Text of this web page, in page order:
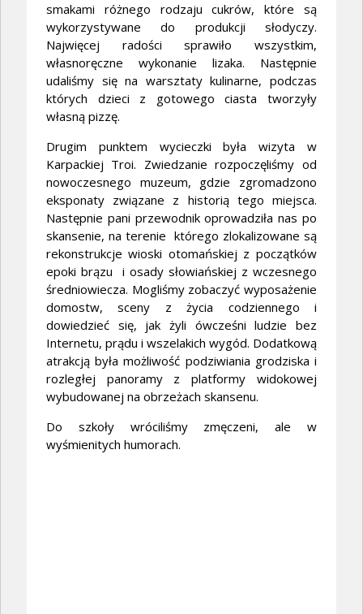
smakami różnego rodzaju cukrów, które są
wykorzystywane do produkcji słodyczy.
Najwięcej radości sprawiło wszystkim,
własnoręczne wykonanie lizaka. Następnie
udaliśmy się na warsztaty kulinarne, podczas
których dzieci z gotowego ciasta tworzyły
własną pizzę.
Drugim punktem wycieczki była wizyta w
Karpackiej Troi. Zwiedzanie rozpoczęliśmy od
nowoczesnego muzeum, gdzie zgromadzono
eksponaty związane z historią tego miejsca.
Następnie pani przewodnik oprowadziła nas po
skansenie, na terenie którego zlokalizowane są
rekonstrukcje wioski otomańskiej z początków
epoki brązu i osady słowiańskiej z wczesnego
średniowiecza. Mogliśmy zobaczyć wyposażenie
domostw, sceny z życia codziennego i
dowiedzieć się, jak żyli ówcześni ludzie bez
Internetu, prądu i wszelakich wygód. Dodatkową
atrakcją była możliwość podziwiania grodziska i
rozległej panoramy z platformy widokowej
wybudowanej na obrzeżach skansenu.
Do szkoły wróciliśmy zmęczeni, ale w
wyśmienitych humorach.